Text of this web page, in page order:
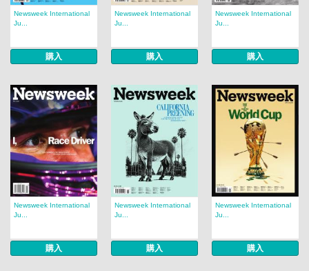
Newsweek International
Ju...
購入
Newsweek International
Ju...
購入
Newsweek International
Ju...
購入
Newsweek International
Ju...
購入
Newsweek International
Ju...
購入
Newsweek International
Ju...
購入